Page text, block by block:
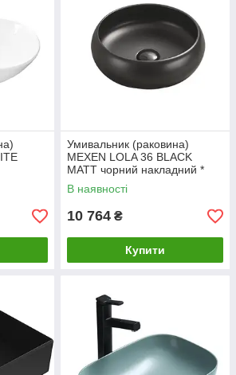
Умивальник (раковина)
MEXEN LOLA 36 BLACK
MATT чорний накладний *
В наявності
10 764 ₴
Купити